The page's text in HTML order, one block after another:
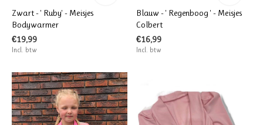
Zwart - ' Ruby' - Meisjes
Bodywarmer
€19,99
Incl. btw
Blauw - ' Regenboog ' - Meisjes
Colbert
€16,99
Incl. btw